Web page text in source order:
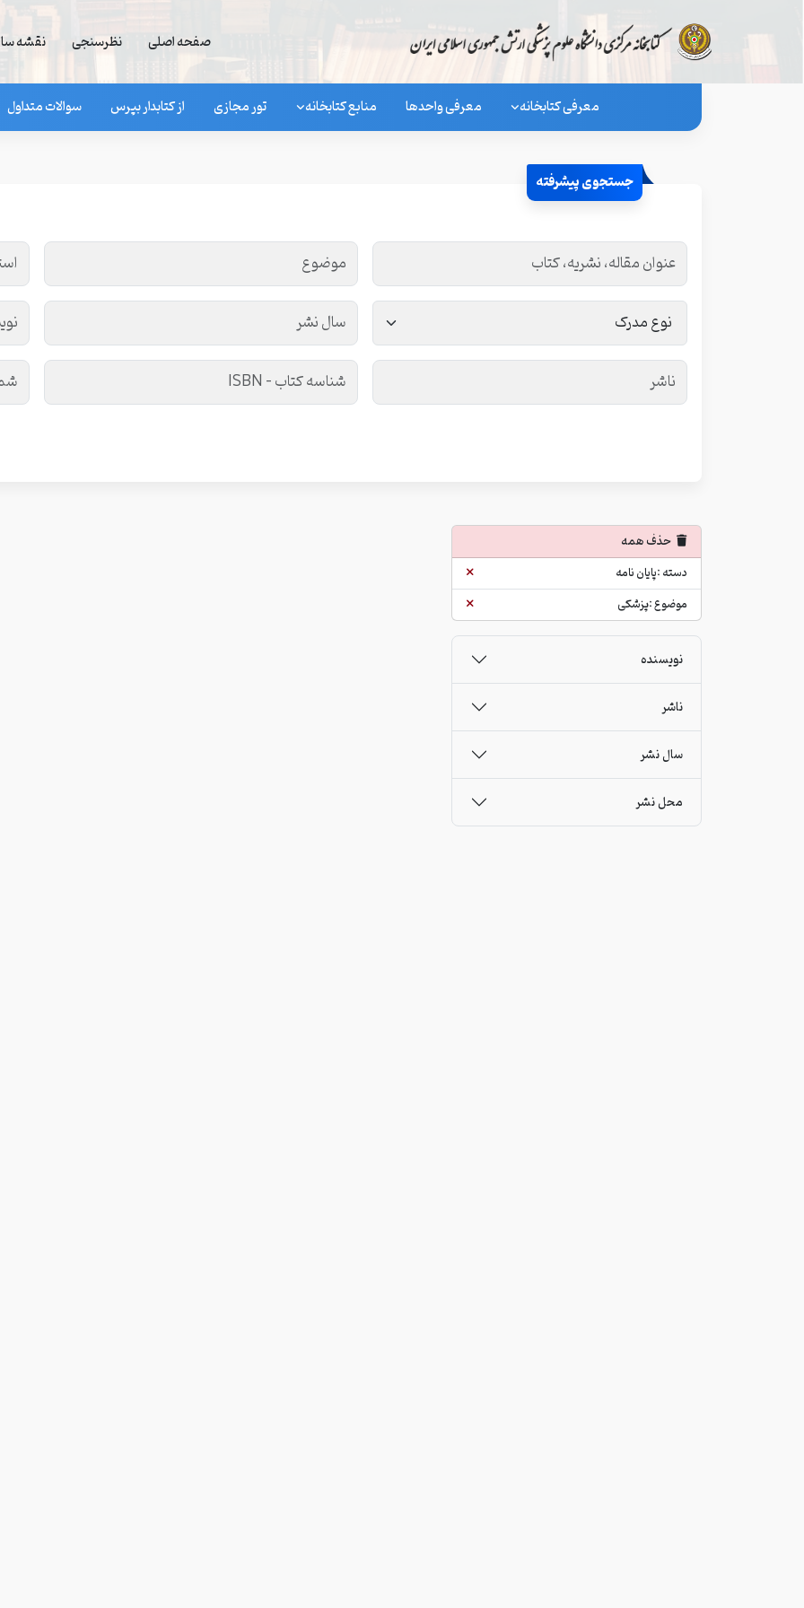
صفحه اصلی نظرسنجی نقشه
معرفی کتابخانه معرفی واحدها منابع کتابخانه تور مجازی از کتابدار بپرس سوالات متداول
جستجوی پیشرفته
حذف همه
دسته :پایان نامه
موضوع :پزشکی
نویسنده
ناشر
سال نشر
محل نشر